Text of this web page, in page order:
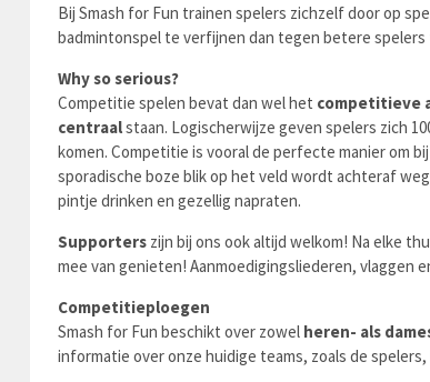
Bij Smash for Fun trainen spelers zichzelf door op
badmintonspel te verfijnen dan tegen betere spelers
Why so serious?
Competitie spelen bevat dan wel het competitieve
centraalstaan. Logischerwijze geven spelers zich
komen. Competitie is vooral de perfecte manier om
sporadische boze blik op het veld wordt achteraf
pintje drinken en gezellig napraten.
Supporterszijn bij ons ook altijd welkom! Na elke
mee van genieten! Aanmoedigingsliederen, vlaggen
Competitieploegen
Smash for Fun beschikt over zowelheren- als
informatie over onze huidige teams, zoals de